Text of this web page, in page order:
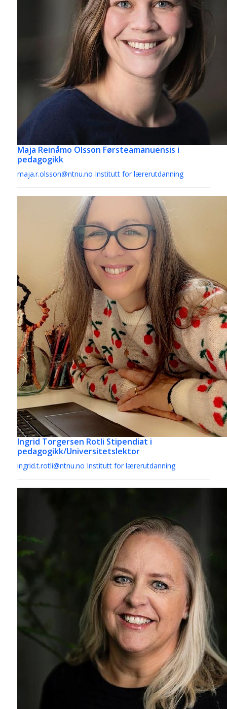
Maja Reinåmo Olsson Førsteamanuensis i
pedagogikk
maja.r.olsson@ntnu.no Institutt for lærerutdanning
Ingrid Torgersen Rotli Stipendiat i
pedagogikk/Universitetslektor
ingrid.t.rotli@ntnu.no Institutt for lærerutdanning